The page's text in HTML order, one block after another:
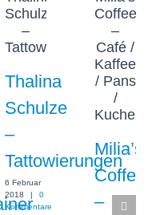
Thalina
Schulze
–
Tattowierungen
6 Februar
2018
|
0
Kommentare
Milia’s
Coffee
–